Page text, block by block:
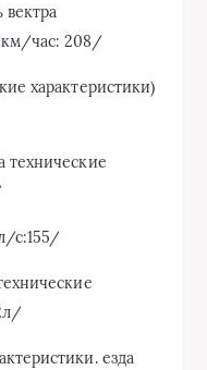
вектра
км/час: 208/
характеристики)
технические
с:155/
езда